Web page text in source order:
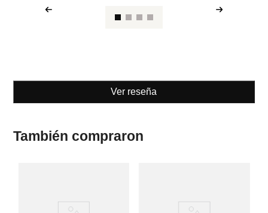
Ver reseña
También compraron